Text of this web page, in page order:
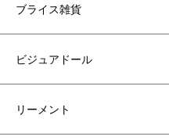
ブライス雑貨
ビジュアドール
リーメント